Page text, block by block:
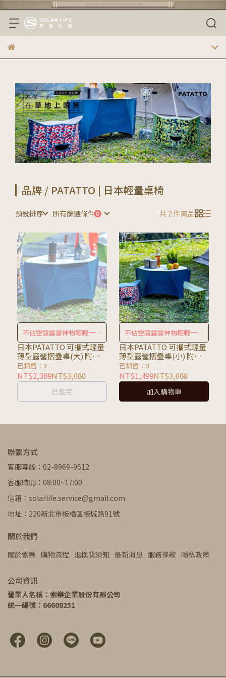
品牌 / PATATTO | 日本輕量桌椅
預設排序 所有篩選條件 共 2 件商品
不佔空間露營神物輕輕一按
變桌子
日本PATATTO 可攜式輕量
薄型露營摺疊桌(大) 附收
納袋
已銷售：3
NT$2,369NT$3,080
已售完
不佔空間露營神物輕輕一按
變桌子
日本PATATTO 可攜式輕量
薄型露營摺疊桌(小) 附收
納袋
已銷售：0
NT$1,499NT$3,080
加入購物車
聯繫方式
客服專線：02-8969-9512
客服時間：08:00~17:00
信箱：solarlife.service@gmail.com
地址：220新北市板橋區板城路91號
關於我們
關於索樂 購物流程 退換貨須知 最新消息 服務條款 隱私政策
公司資訊
營業人名稱：索樂企業股份有限公司
統一編號：66608251